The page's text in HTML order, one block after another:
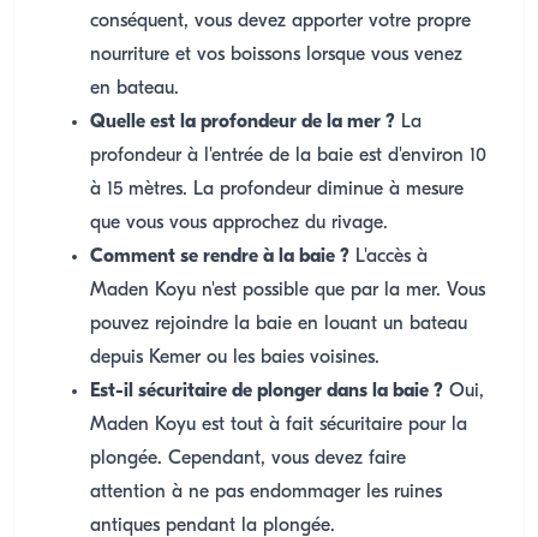
conséquent, vous devez apporter votre propre
nourriture et vos boissons lorsque vous venez
en bateau.
Quelle est la profondeur de la mer ? La
profondeur à l'entrée de la baie est d'environ 10
à 15 mètres. La profondeur diminue à mesure
que vous vous approchez du rivage.
Comment se rendre à la baie ? L'accès à
Maden Koyu n'est possible que par la mer. Vous
pouvez rejoindre la baie en louant un bateau
depuis Kemer ou les baies voisines.
Est-il sécuritaire de plonger dans la baie ? Oui,
Maden Koyu est tout à fait sécuritaire pour la
plongée. Cependant, vous devez faire
attention à ne pas endommager les ruines
antiques pendant la plongée.